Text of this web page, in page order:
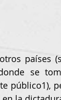
países
se
público1),